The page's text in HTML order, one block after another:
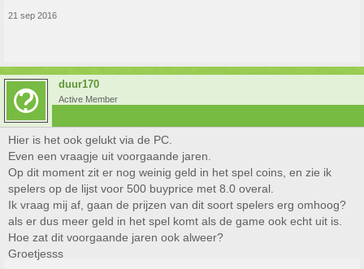
21 sep 2016
duur170
Active Member
Hier is het ook gelukt via de PC.
Even een vraagje uit voorgaande jaren.
Op dit moment zit er nog weinig geld in het spel coins, en zie ik
spelers op de lijst voor 500 buyprice met 8.0 overal.
Ik vraag mij af, gaan de prijzen van dit soort spelers erg omhoog?
als er dus meer geld in het spel komt als de game ook echt uit is.
Hoe zat dit voorgaande jaren ook alweer?
Groetjesss